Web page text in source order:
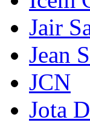
Jair
Jean
JCN
Jota